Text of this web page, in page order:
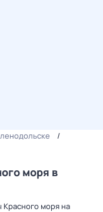
мoря в
Крaсного мoря на